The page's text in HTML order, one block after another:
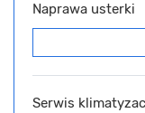
Naprawa usterki
Serwis